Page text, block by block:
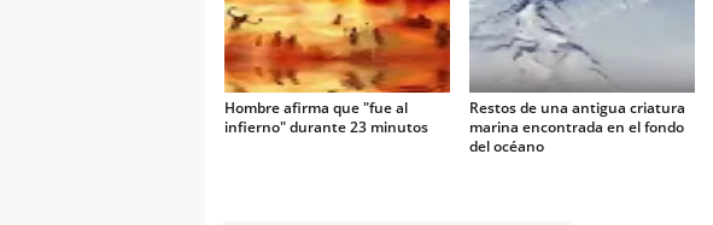
Hombre afirma que "fue al
infierno" durante 23 minutos
Restos de una antigua criatura
marina encontrada en el fondo
del océano